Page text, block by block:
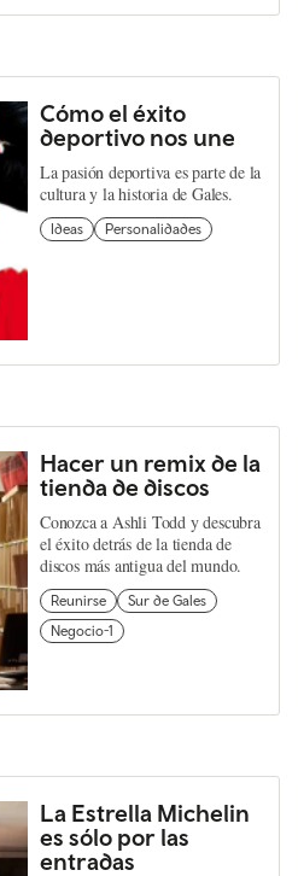
Cómo el éxito
deportivo nos une
La pasión deportiva es parte de la
cultura y la historia de Gales.
Ideas Personalidades
Hacer un remix de la
tienda de discos
Conozca a Ashli Todd y descubra
el éxito detrás de la tienda de
discos más antigua del mundo.
Reunirse
Sur de Gales
Negocio-1
La Estrella Michelin
es sólo por las
entradas